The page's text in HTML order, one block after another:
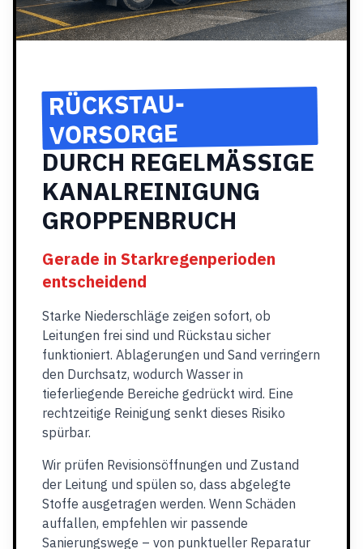
RÜCKSTAU-
VORSORGE
DURCH REGELMÄSSIGE
KANALREINIGUNG
GROPPENBRUCH
Gerade in Starkregenperioden
entscheidend
Starke Niederschläge zeigen sofort, ob
Leitungen frei sind und Rückstau sicher
funktioniert. Ablagerungen und Sand verringern
den Durchsatz, wodurch Wasser in
tieferliegende Bereiche gedrückt wird. Eine
rechtzeitige Reinigung senkt dieses Risiko
spürbar.
Wir prüfen Revisionsöffnungen und Zustand
der Leitung und spülen so, dass abgelegte
Stoffe ausgetragen werden. Wenn Schäden
auffallen, empfehlen wir passende
Sanierungswege – von punktueller Reparatur